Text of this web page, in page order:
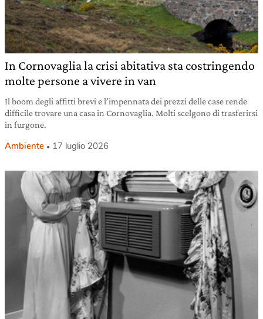
In Cornovaglia la crisi abitativa sta costringendo
molte persone a vivere in van
Il boom degli affitti brevi e l’impennata dei prezzi delle case rende
difficile trovare una casa in Cornovaglia. Molti scelgono di trasferirsi
in furgone.
Ambiente 17 luglio 2026